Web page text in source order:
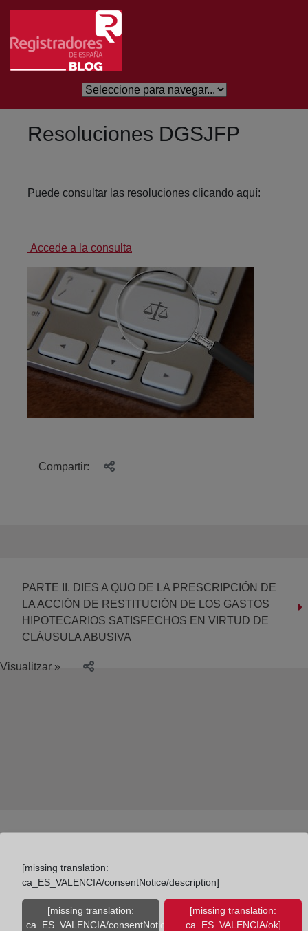
Salta al contingut principal
Resoluciones DGSJFP
Puede consultar las resoluciones clicando aquí:
Accede a la consulta
Compartir:
PARTE II. DIES A QUO DE LA PRESCRIPCIÓN DE
LA ACCIÓN DE RESTITUCIÓN DE LOS GASTOS
HIPOTECARIOS SATISFECHOS EN VIRTUD DE
CLÁUSULA ABUSIVA
Visualitzar »
Colegio de Registradores
[missing translation:
ca_ES_VALENCIA/consentNotice/description]
[missing translation:
ca_ES_VALENCIA/consentNotice/learnMore]
[missing translation:
ca_ES_VALENCIA/ok]